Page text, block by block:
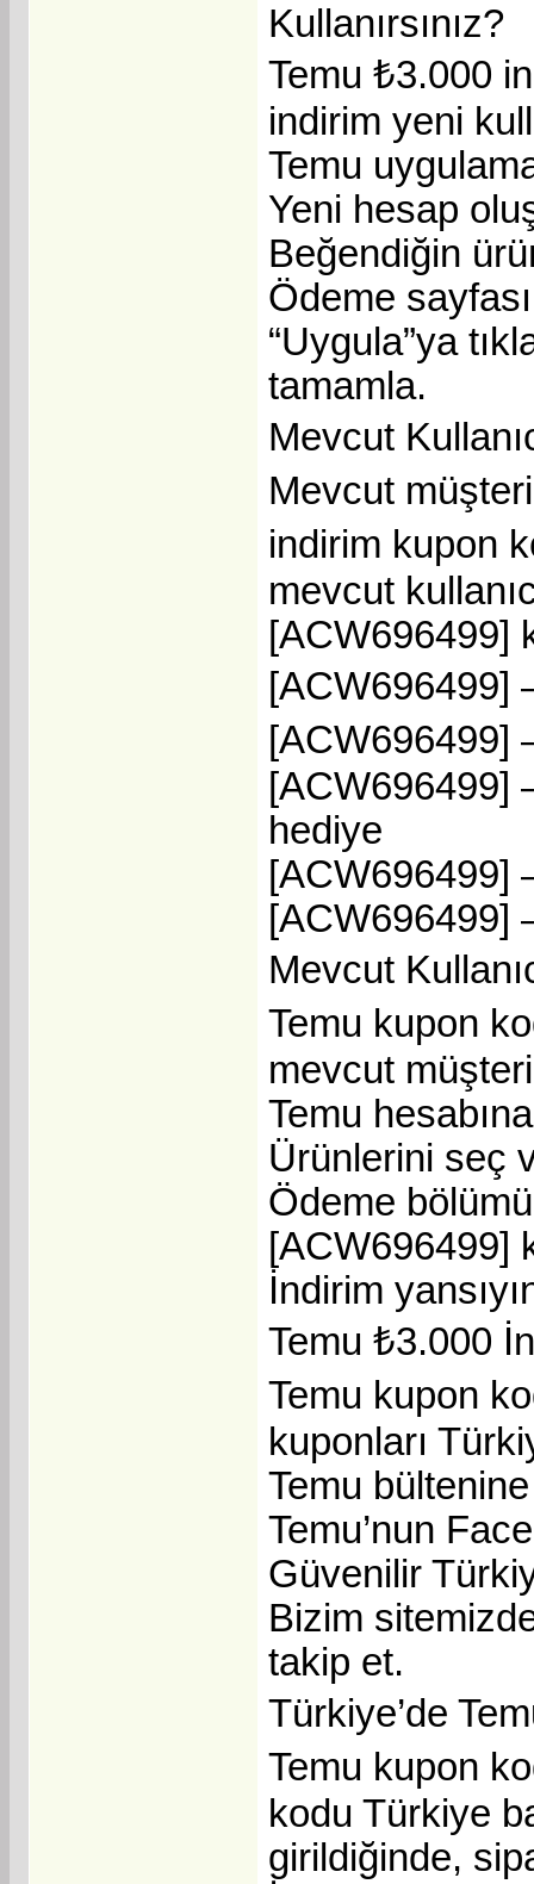
Kullanırsınız?
Temu ₺3.000
indirim yeni
Temu
Yeni hesap
Beğendiğin
Ödeme
“Uygula”ya
tamamla.
Mevcut
Mevcut
indirim kupon
mevcut
[ACW696499]
[ACW696499]
[ACW696499]
[ACW696499]
hediye
[ACW696499]
[ACW696499]
Mevcut
Temu kupon
mevcut
Temu
Ürünlerini seç
Ödeme
[ACW696499]
İndirim
Temu ₺3.000
Temu kupon
kuponları
Temu
Temu’nun
Güvenilir
Bizim
takip et.
Türkiye’de
Temu kupon
kodu Türkiye
girildiğinde,